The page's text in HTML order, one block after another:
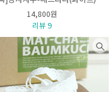
14,800원
리뷰 9